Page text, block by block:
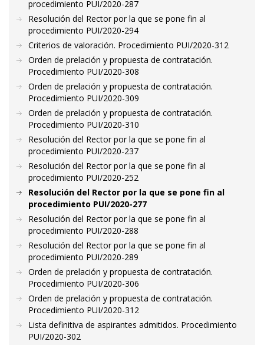
procedimiento PUI/2020-287
Resolución del Rector por la que se pone fin al
procedimiento PUI/2020-294
Criterios de valoración. Procedimiento PUI/2020-312
Orden de prelación y propuesta de contratación.
Procedimiento PUI/2020-308
Orden de prelación y propuesta de contratación.
Procedimiento PUI/2020-309
Orden de prelación y propuesta de contratación.
Procedimiento PUI/2020-310
Resolución del Rector por la que se pone fin al
procedimiento PUI/2020-237
Resolución del Rector por la que se pone fin al
procedimiento PUI/2020-252
Resolución del Rector por la que se pone fin al
procedimiento PUI/2020-277
Resolución del Rector por la que se pone fin al
procedimiento PUI/2020-288
Resolución del Rector por la que se pone fin al
procedimiento PUI/2020-289
Orden de prelación y propuesta de contratación.
Procedimiento PUI/2020-306
Orden de prelación y propuesta de contratación.
Procedimiento PUI/2020-312
Lista definitiva de aspirantes admitidos. Procedimiento
PUI/2020-302